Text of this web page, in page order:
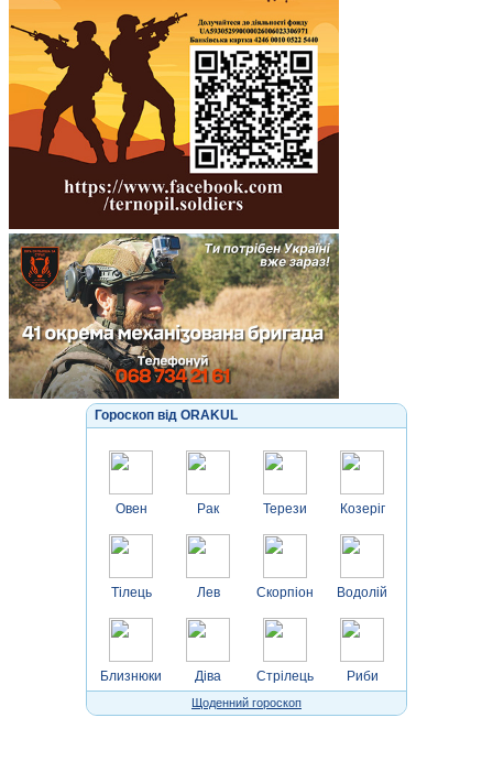
Гороскоп від ORAKUL
Овен
Тілець
Близнюки
Рак
Лев
Діва
Терези
Скорпіон
Стрілець
Козеріг
Водолій
Риби
Щоденний гороскоп